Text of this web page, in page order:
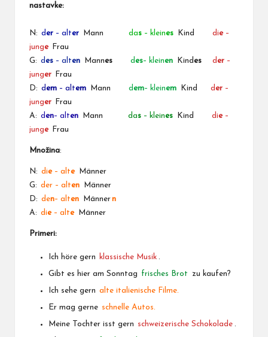
nastavke:
N: der – alter Mann das – kleines Kind die–
junge
Frau
G: des – alten Mannes des– kleinen Kindes der –
junger
Frau
D: dem – altem Mann dem– kleinem Kind der –
junger
Frau
A: den– alten Mann das – kleines Kind die–
junge Frau
Množina:
N: die– alte
Männer
G: der – alten
Männer
D: den– alten Männern
A: die– alte Männer
Primeri:
Ich höre gern klassische Musik
Gibt es hier am Sonntag frisches Brot zu kaufen?
Ich sehe gern alte italienische Filme.
Er mag gerne schnelle Autos.
Meine Tochter isst gern schweizerische Schokolade .